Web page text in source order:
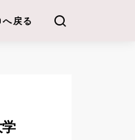
へ戻る